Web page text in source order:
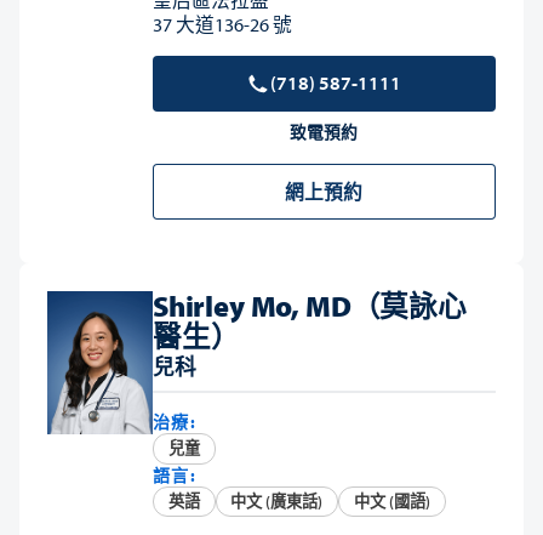
37 大道136-26 號
(718) 587-1111
致電預約
網上預約
Shirley Mo, MD（莫詠心
醫生）
兒科
治療:
兒童
語言:
英語 中文 (廣東話) 中文 (國語)